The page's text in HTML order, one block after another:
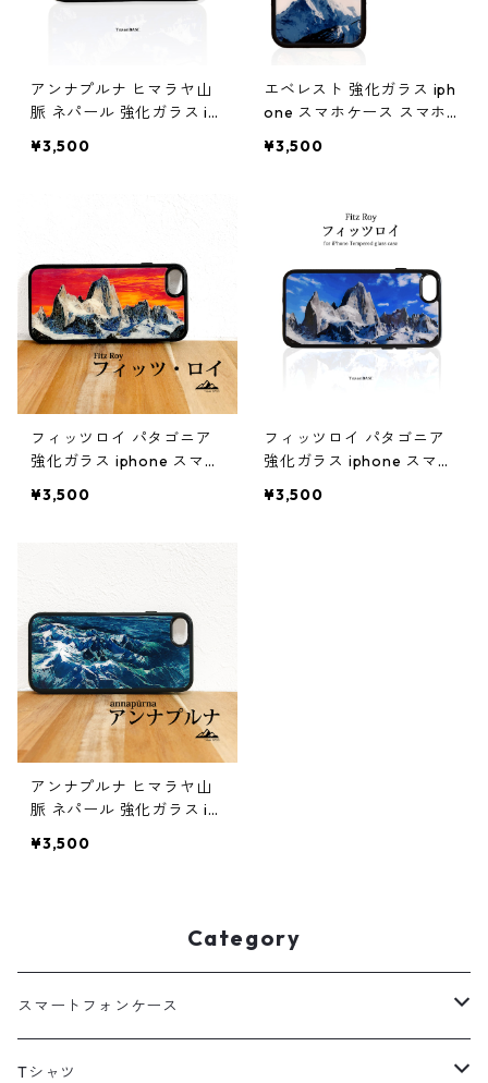
アンナプルナ ヒマラヤ山
脈 ネパール 強化ガラス ip
カバーアウトドア 登山 山
¥3,500
エベレスト 強化ガラス iph
one スマホケース スマホ
ー エヴェレスト
¥3,500
フィッツロイ パタゴニア
強化ガラス iphone スマホ
トドア 登山 山
¥3,500
フィッツロイ パタゴニア
強化ガラス iphone スマホ
トドア 登山 山
¥3,500
アンナプルナ ヒマラヤ山
脈 ネパール 強化ガラス ip
カバーアウトドア 登山 山
¥3,500
Category
スマートフォンケース
海外
Tシャツ